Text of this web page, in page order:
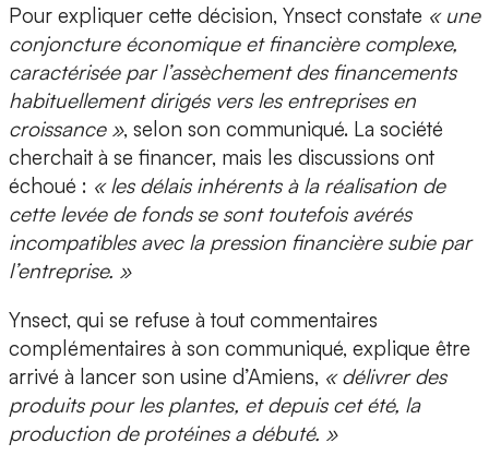
Pour expliquer cette décision, Ynsect constate « une
conjoncture économique et financière complexe,
caractérisée par l’assèchement des financements
habituellement dirigés vers les entreprises en
croissance », selon son communiqué. La société
cherchait à se financer, mais les discussions ont
échoué : « les délais inhérents à la réalisation de
cette levée de fondsse sont toutefois avérés
incompatibles avec la pression financière subie par
l’entreprise. »
Ynsect, qui se refuse à tout commentaires
complémentaires à son communiqué, explique être
arrivé à lancer son usine d’Amiens, « délivrer des
produits pour les plantes, et depuis cet été, la
production de protéines a débuté. »